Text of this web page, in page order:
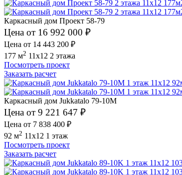
Каркасный дом Проект 58-79
Цена от 16 992 000 ₽
Цена от 14 443 200 ₽
177 м2 11x12 2 этажа
Посмотреть проект
Заказать расчет
Каркасный дом Jukkatalo 79-10M
Цена от 9 221 647 ₽
Цена от 7 838 400 ₽
92 м2 11x12 1 этаж
Посмотреть проект
Заказать расчет